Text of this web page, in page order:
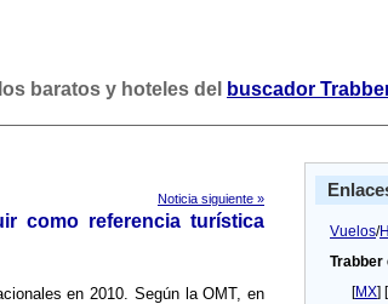
baratos y hoteles del buscador
Noticia siguiente »
como referencia turí­stica
en 2010. Según la OMT, en
Vuelos/
Trabber
[MX] [